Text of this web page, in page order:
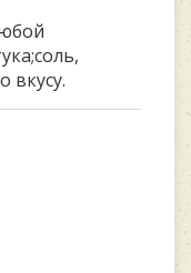
вкусу.